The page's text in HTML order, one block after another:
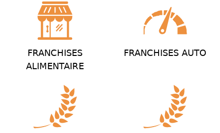
FRANCHISES
ALIMENTAIRE
FRANCHISES AUTO